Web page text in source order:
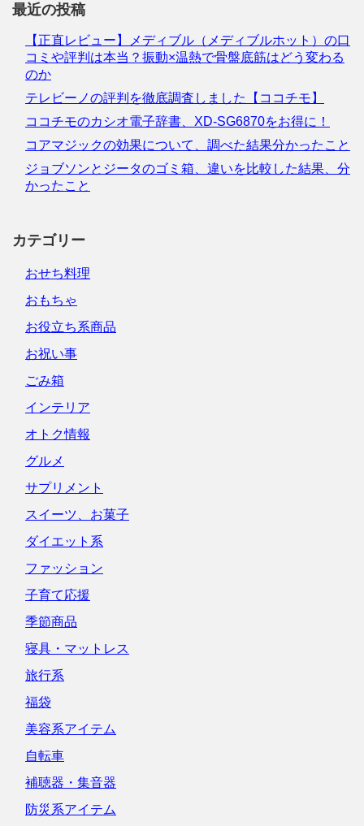
最近の投稿
【正直レビュー】メディブル（メディブルホット）の口
コミや評判は本当？振動×温熱で骨盤底筋はどう変わる
のか
テレビーノの評判を徹底調査しました【ココチモ】
ココチモのカシオ電子辞書、XD-SG6870をお得に！
コアマジックの効果について、調べた結果分かったこと
ジョブソンとジータのゴミ箱、違いを比較した結果、分
かったこと
カテゴリー
おせち料理
おもちゃ
お役立ち系商品
お祝い事
ごみ箱
インテリア
オトク情報
グルメ
サプリメント
スイーツ、お菓子
ダイエット系
ファッション
子育て応援
季節商品
寝具・マットレス
旅行系
福袋
美容系アイテム
自転車
補聴器・集音器
防災系アイテム